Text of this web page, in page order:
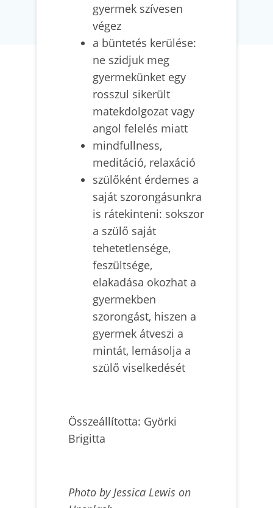
gyermek szívesen
végez
a büntetés kerülése:
ne szidjuk meg
gyermekünket egy
rosszul sikerült
matekdolgozat vagy
angol felelés miatt
mindfullness,
meditáció, relaxáció
szülőként érdemes a
saját szorongásunkra
is rátekinteni: sokszor
a szülő saját
tehetetlensége,
feszültsége,
elakadása okozhat a
gyermekben
szorongást, hiszen a
gyermek átveszi a
mintát, lemásolja a
szülő viselkedését
Összeállította: Györki
Brigitta
Photo by Jessica Lewis on